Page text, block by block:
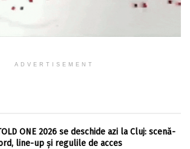
ADVERTISEMENT
ONE 2026 se deschide azi la Cluj: scenă-
line-up și regulile de acces